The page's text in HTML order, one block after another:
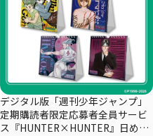
デジタル版「週刊少年ジャンプ」
定期購読者限定応募者全員サービ
ス『HUNTER×HUNTER』日めく